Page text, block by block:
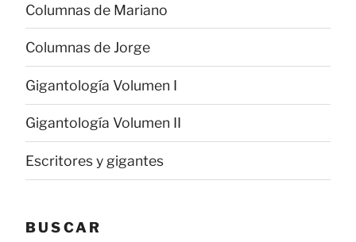
Columnas de Mariano
Columnas de Jorge
Gigantología Volumen I
Gigantología Volumen II
Escritores y gigantes
BUSCAR